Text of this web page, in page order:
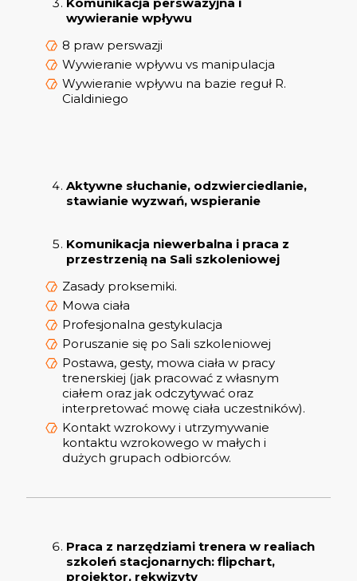
wywieranie wpływu
8 praw perswazji
Wywieranie wpływu vs manipulacja
Wywieranie wpływu na bazie reguł R.
Cialdiniego
Aktywne słuchanie, odzwierciedlanie,
stawianie wyzwań, wspieranie
Komunikacja niewerbalna i praca z
przestrzenią na Sali szkoleniowej
Zasady proksemiki.
Mowa ciała
Profesjonalna gestykulacja
Poruszanie się po Sali szkoleniowej
Postawa, gesty, mowa ciała w pracy
trenerskiej (jak pracować z własnym
ciałem oraz jak odczytywać oraz
interpretować mowę ciała uczestników).
Kontakt wzrokowy i utrzymywanie
kontaktu wzrokowego w małych i
dużych grupach odbiorców.
Praca z narzędziami trenera w realiach
szkoleń stacjonarnych: flipchart,
projektor, rekwizyty